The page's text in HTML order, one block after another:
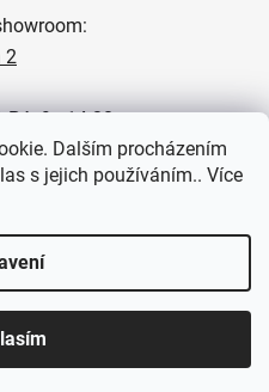
Dalším procházením
s jejich používáním.. Více
2
Pá: 9 - 14:30
Shoptet
práva vyhrazena.